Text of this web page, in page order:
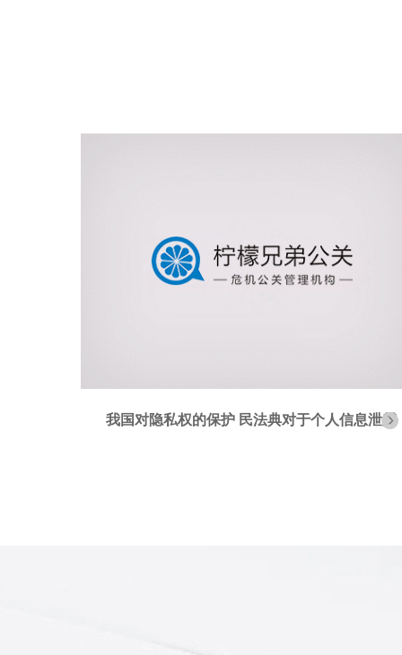
民法典名誉权和荣誉权 怎样算侵犯隐私权